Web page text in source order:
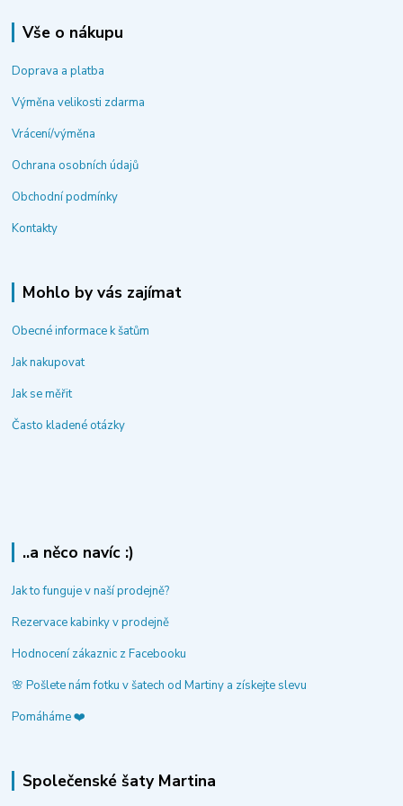
Vše o nákupu
Doprava a platba
Výměna velikosti zdarma
Vrácení/výměna
Ochrana osobních údajů
Obchodní podmínky
Kontakty
Mohlo by vás zajímat
Obecné informace k šatům
Jak nakupovat
Jak se měřit
Často kladené otázky
..a něco navíc :)
Jak to funguje v naší prodejně?
Rezervace kabinky v prodejně
Hodnocení zákaznic z Facebooku
🌸 Pošlete nám fotku v šatech od Martiny a získejte slevu
Pomáháme ❤️
Společenské šaty Martina